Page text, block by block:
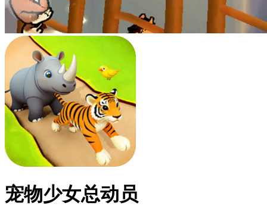
宠物少女总动员